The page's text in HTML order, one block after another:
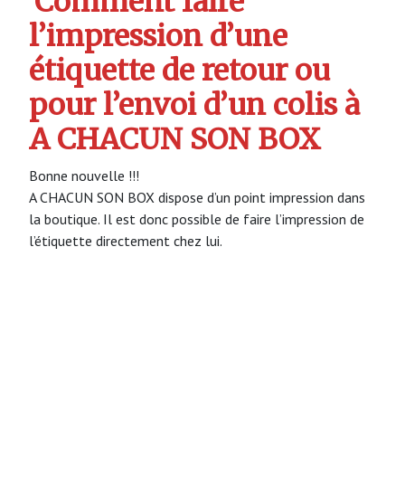
l’impression d’une
étiquette de retour ou
pour l’envoi d’un colis à
A CHACUN SON BOX
Bonne nouvelle !!!
A CHACUN SON BOX dispose d’un point impression dans
la boutique. Il est donc possible de faire l’impression de
l’étiquette directement chez lui.